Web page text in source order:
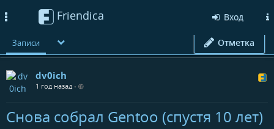
Friendica Вход
Записи Отметка
dv0ich
1 год назад •
Снова собрал Gentoo (спустя 10 лет)